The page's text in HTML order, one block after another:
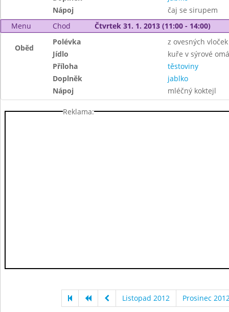
Nápoj
čaj se sirupem
Menu
Chod Čtvrtek 31. 1. 2013 (11:00 - 14:00)
Oběd
Polévka
z ovesných vloček
Jídlo
kuře v sýrové
Příloha
těstoviny
Doplněk
jablko
Nápoj
mléčný koktejl
Reklama:
Listopad 2012 Prosinec